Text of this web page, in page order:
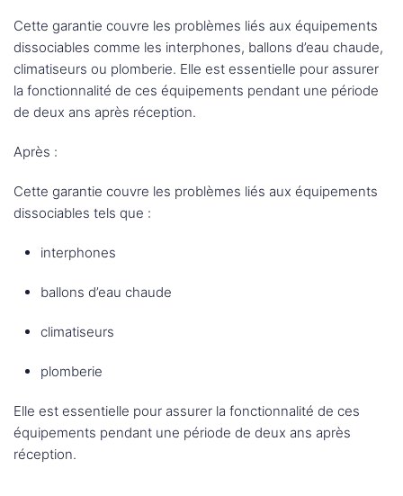
Cette garantie couvre les problèmes liés aux équipements
dissociables comme les interphones, ballons d’eau chaude,
climatiseurs ou plomberie. Elle est essentielle pour assurer
la fonctionnalité de ces équipements pendant une période
de deux ans après réception.
Après :
Cette garantie couvre les problèmes liés aux équipements
dissociables tels que :
interphones
ballons d’eau chaude
climatiseurs
plomberie
Elle est essentielle pour assurer la fonctionnalité de ces
équipements pendant une période de deux ans après
réception.